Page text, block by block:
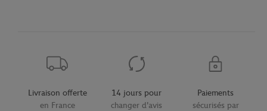
Livraison offerte
en France
14 jours pour
changer d'avis
Paiements
sécurisés par